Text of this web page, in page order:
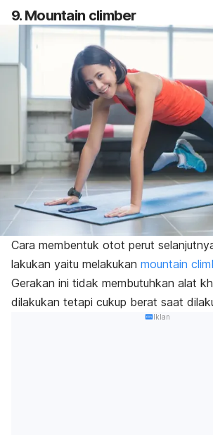
9. Mountain climber
Cara membentuk otot perut
lakukan yaitu melakukan mountain
Gerakan ini tidak membutuhkan alat
dilakukan tetapi cukup berat saat
Iklan